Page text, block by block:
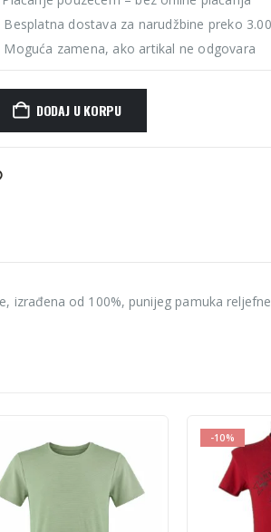
Besplatna dostava za narudžbine preko
Moguća zamena, ako artikal ne odgovara
DODAJ U KORPU
izrađena od 100%, punijeg pamuka